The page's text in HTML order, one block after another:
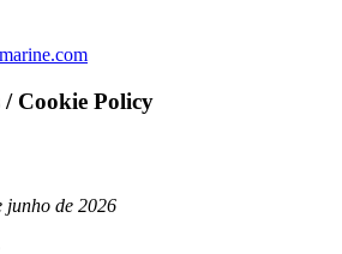
/ Cookie Policy
junho de 2026